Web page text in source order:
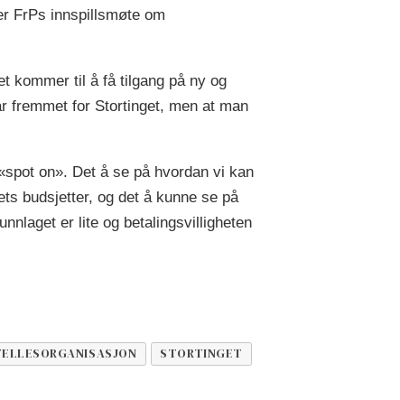
FrPs innspillsmøte om
kommer til å få tilgang på ny og
fremmet for Stortinget, men at man
on». Det å se på hvordan vi kan
budsjetter, og det å kunne se på
er lite og betalingsvilligheten
STORTINGET